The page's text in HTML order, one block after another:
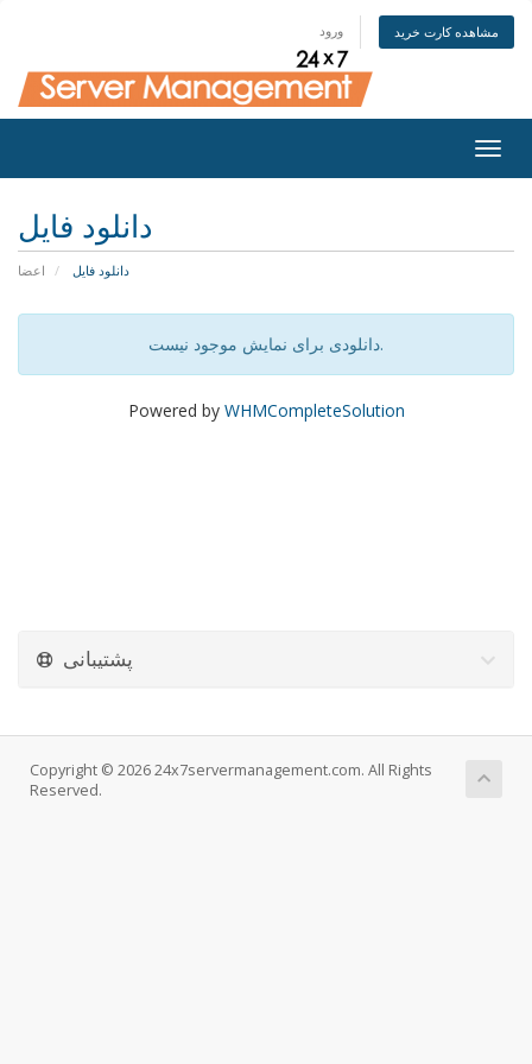
ورود مشاهده کارت خرید
دانلود فایل
اعضا دانلود فایل
دانلودی برای نمایش موجود نیست.
Powered by WHMCompleteSolution
پشتیبانی
Copyright © 2026 24x7servermanagement.com. All Rights
Reserved.